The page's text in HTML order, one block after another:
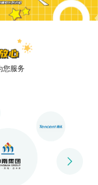
您服务